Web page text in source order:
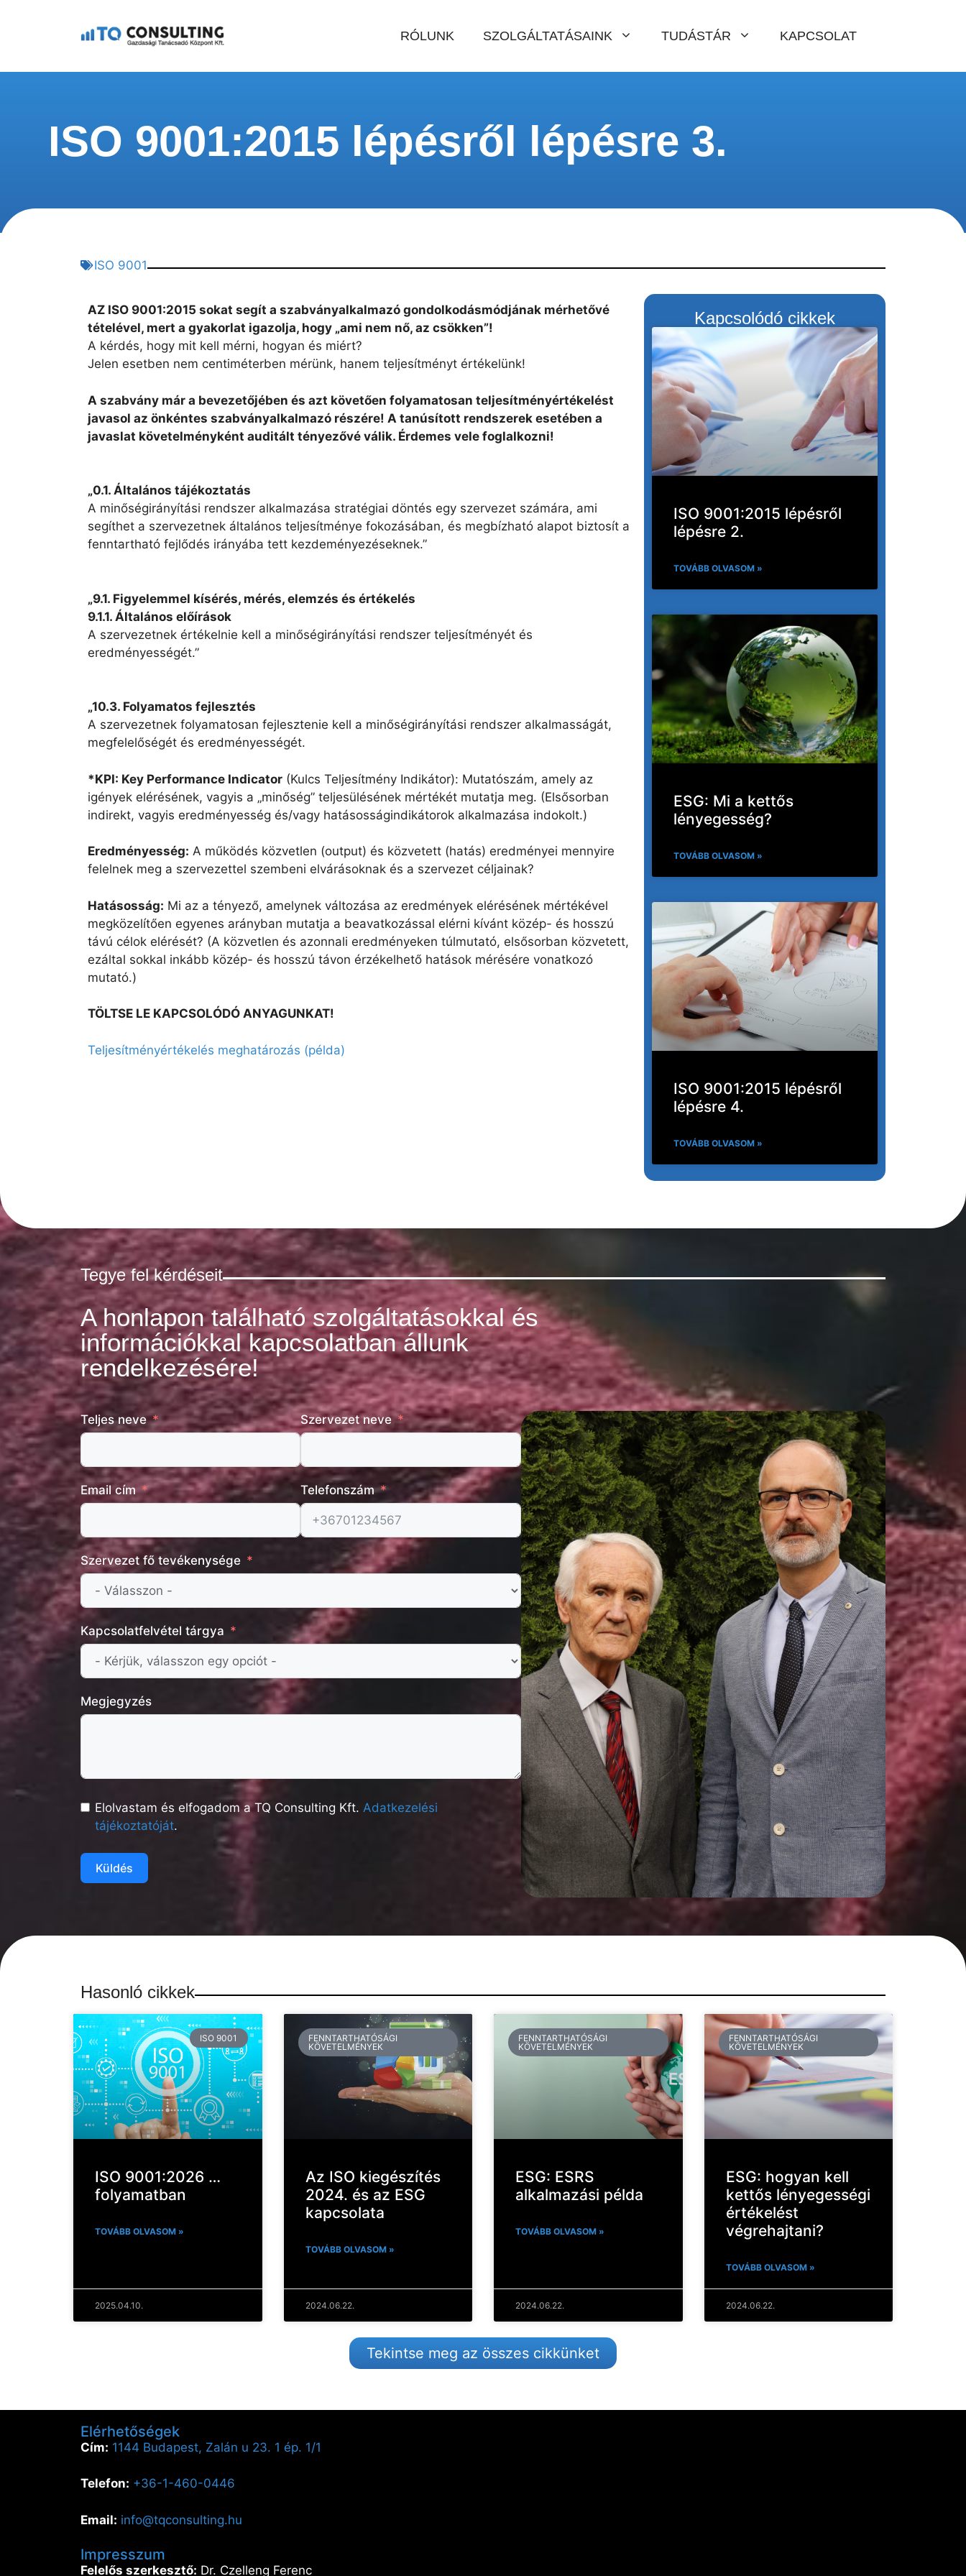
RÓLUNK SZOLGÁLTATÁSAINK TUDÁSTÁR KAPCSOLAT
ISO 9001:2015 lépésről lépésre 3.
ISO 9001
AZ ISO 9001:2015 sokat segít a szabványalkalmazó gondolkodásmódjának mérhetővé
tételével, mert a gyakorlat igazolja, hogy „ami nem nő, az csökken”!
A kérdés, hogy mit kell mérni, hogyan és miért?
Jelen esetben nem centiméterben mérünk, hanem teljesítményt értékelünk!
A szabvány már a bevezetőjében és azt követően folyamatosan teljesítményértékelést
javasol az önkéntes szabványalkalmazó részére! A tanúsított rendszerek esetében a
javaslat követelményként auditált tényezővé válik. Érdemes vele foglalkozni!
„0.1. Általános tájékoztatás
A minőségirányítási rendszer alkalmazása stratégiai döntés egy szervezet számára, ami
segíthet a szervezetnek általános teljesítménye fokozásában, és megbízható alapot biztosít a
fenntartható fejlődés irányába tett kezdeményezéseknek.”
„9.1. Figyelemmel kísérés, mérés, elemzés és értékelés
9.1.1. Általános előírások
A szervezetnek értékelnie kell a minőségirányítási rendszer teljesítményét és
eredményességét.”
„10.3. Folyamatos fejlesztés
A szervezetnek folyamatosan fejlesztenie kell a minőségirányítási rendszer alkalmasságát,
megfelelőségét és eredményességét.
*KPI: Key Performance Indicator (Kulcs Teljesítmény Indikátor): Mutatószám, amely az
igények elérésének, vagyis a „minőség” teljesülésének mértékét mutatja meg. (Elsősorban
indirekt, vagyis eredményesség és/vagy hatásosságindikátorok alkalmazása indokolt.)
Eredményesség: A működés közvetlen (output) és közvetett (hatás) eredményei mennyire
felelnek meg a szervezettel szembeni elvárásoknak és a szervezet céljainak?
Hatásosság: Mi az a tényező, amelynek változása az eredmények elérésének mértékével
megközelítően egyenes arányban mutatja a beavatkozással elérni kívánt közép- és hosszú
távú célok elérését? (A közvetlen és azonnali eredményeken túlmutató, elsősorban közvetett,
ezáltal sokkal inkább közép- és hosszú távon érzékelhető hatások mérésére vonatkozó
mutató.)
TÖLTSE LE KAPCSOLÓDÓ ANYAGUNKAT!
Teljesítményértékelés meghatározás (példa)
Kapcsolódó cikkek
ISO 9001:2015 lépésről
lépésre 2.
TOVÁBB OLVASOM »
ESG: Mi a kettős
lényegesség?
TOVÁBB OLVASOM »
ISO 9001:2015 lépésről
lépésre 4.
TOVÁBB OLVASOM »
Tegye fel kérdéseit
A honlapon található szolgáltatásokkal és
információkkal kapcsolatban állunk
rendelkezésére!
Teljes neve Szervezet neve
Email cím Telefonszám
Szervezet fő tevékenysége
Kapcsolatfelvétel tárgya
Megjegyzés
Elolvastam és elfogadom a TQ Consulting Kft. Adatkezelési
tájékoztatóját.
Küldés
Hasonló cikkek
ISO 9001
ISO 9001:2026 …
folyamatban
TOVÁBB OLVASOM »
2025.04.10.
FENNTARTHATÓSÁGI
KÖVETELMÉNYEK
Az ISO kiegészítés
2024. és az ESG
kapcsolata
TOVÁBB OLVASOM »
2024.06.22.
FENNTARTHATÓSÁGI
KÖVETELMÉNYEK
ESG: ESRS
alkalmazási példa
TOVÁBB OLVASOM »
2024.06.22.
FENNTARTHATÓSÁGI
KÖVETELMÉNYEK
ESG: hogyan kell
kettős lényegességi
értékelést
végrehajtani?
TOVÁBB OLVASOM »
2024.06.22.
Tekintse meg az összes cikkünket
Elérhetőségek
Cím: 1144 Budapest, Zalán u 23. 1 ép. 1/1
Telefon: +36-1-460-0446
Email: info@tqconsulting.hu
Impresszum
Felelős szerkesztő: Dr. Czelleng Ferenc